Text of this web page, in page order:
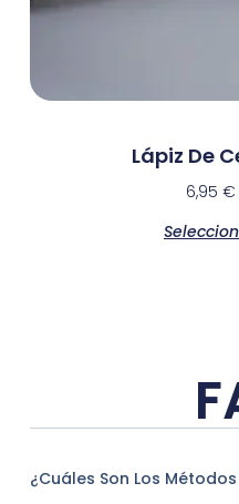
Lápiz De
6,95 €
¿Cuáles Son Los